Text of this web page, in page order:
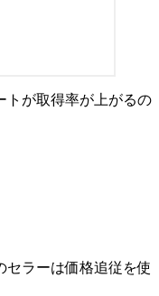
トが取得率が上がるの
セラーは価格追従を使